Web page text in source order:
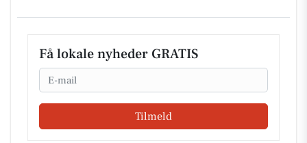
Få lokale nyheder GRATIS
Email
Tilmeld